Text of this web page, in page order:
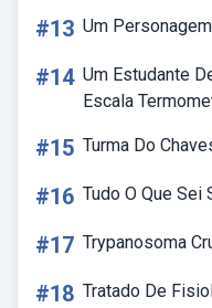
#13 Um
#14 Um Estudante
Escala
#15 Turma Do
#16 Tudo O Que Sei
#17 Trypanosoma
#18 Tratado De